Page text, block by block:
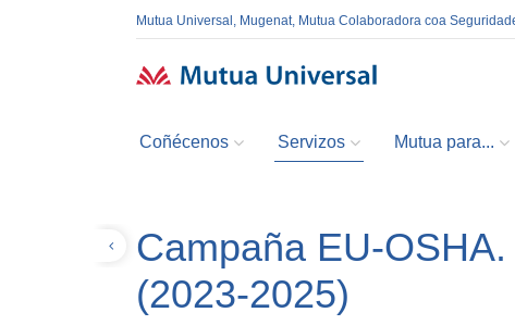
Mutua Universal, Mugenat, Mutua Colaboradora coa
Coñécenos Servizos Mutua para...
Campaña EU-
(2023-2025)